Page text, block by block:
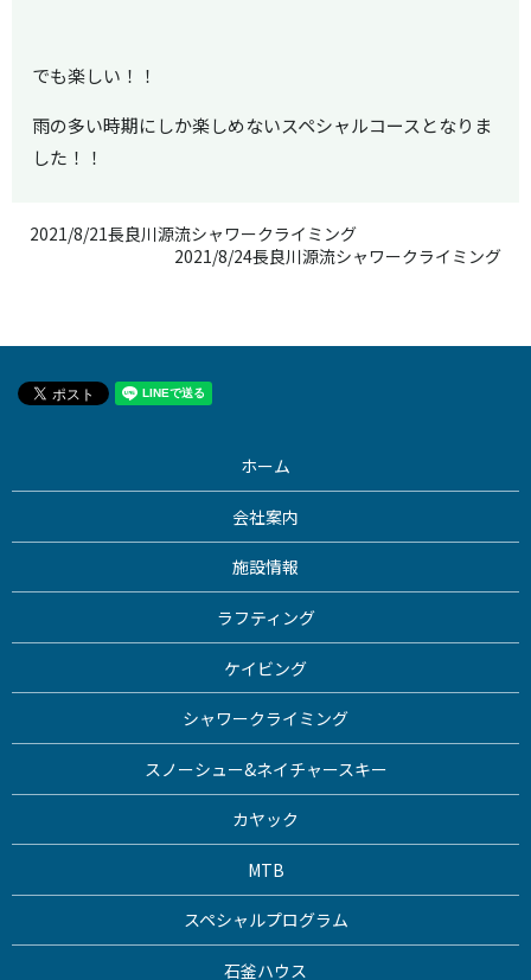
でも楽しい！！
雨の多い時期にしか楽しめないスペシャルコースとなりま
した！！
2021/8/21長良川源流シャワークライミング
2021/8/24長良川源流シャワークライミング
ホーム
会社案内
施設情報
ラフティング
ケイビング
シャワークライミング
スノーシュー&ネイチャースキー
カヤック
MTB
スペシャルプログラム
石釜ハウス